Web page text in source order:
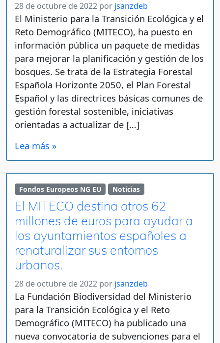
28 de octubre de 2022 por jsanzdeb
El Ministerio para la Transición Ecológica y el
Reto Demográfico (MITECO), ha puesto en
información pública un paquete de medidas
para mejorar la planificación y gestión de los
bosques. Se trata de la Estrategia Forestal
Española Horizonte 2050, el Plan Forestal
Español y las directrices básicas comunes de
gestión forestal sostenible, iniciativas
orientadas a actualizar de […]
Lea más »
Fondos Europeos NG EU Noticias
El MITECO destina otros 62
millones de euros para ayudar a
los ayuntamientos españoles a
renaturalizar sus entornos
urbanos.
28 de octubre de 2022 por jsanzdeb
La Fundación Biodiversidad del Ministerio
para la Transición Ecológica y el Reto
Demográfico (MITECO) ha publicado una
nueva convocatoria de subvenciones para el